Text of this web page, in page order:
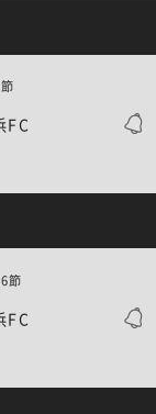
FC
FC
節